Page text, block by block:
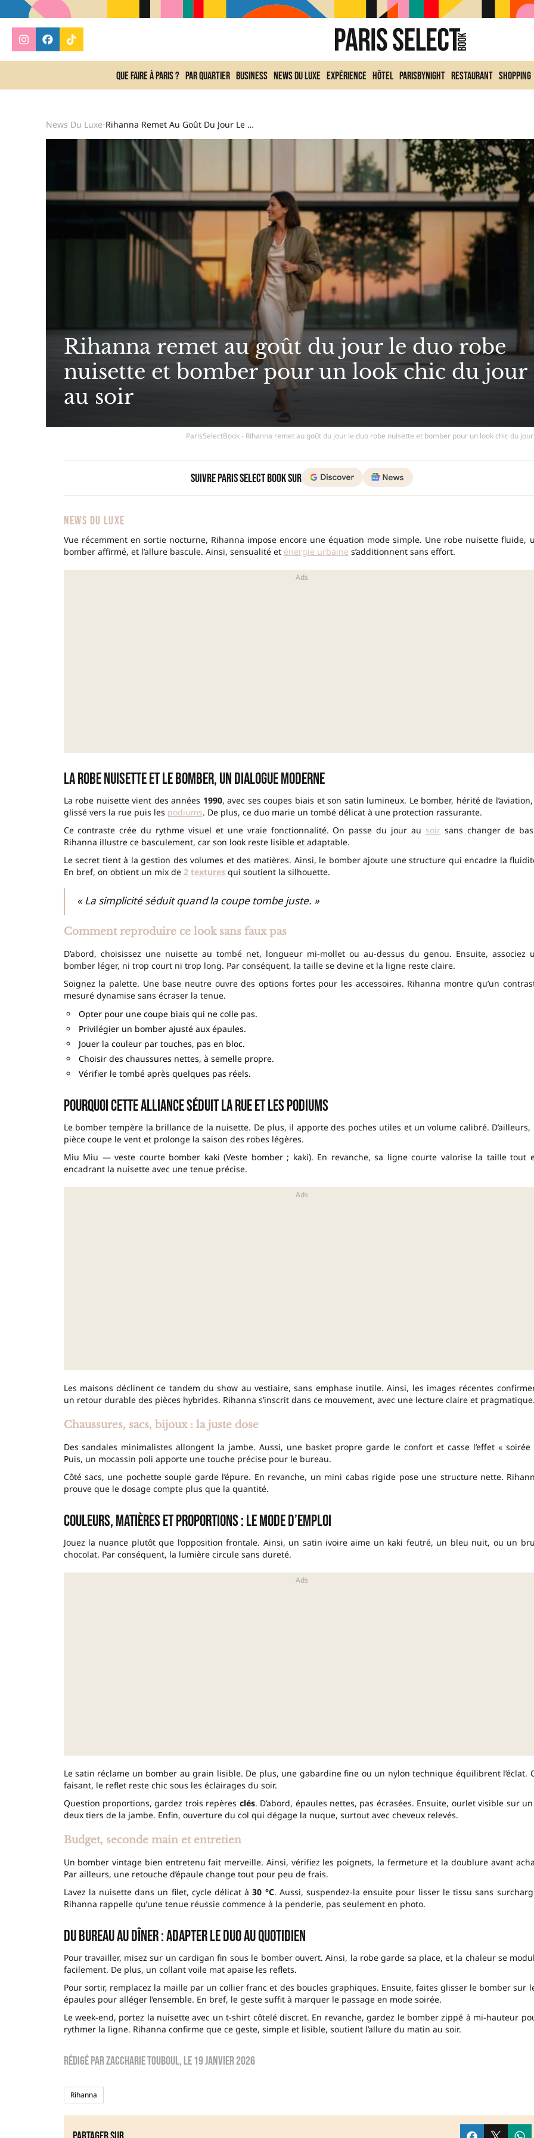
Que faire à Paris ? Par quartier Business News du Luxe Expérience Hôtel ParisByNight Restaurant Shopping
News Du Luxe• Rihanna Remet Au Goût Du Jour Le Duo Robe Nuisette Et Bomber Pour Un Look Chic Du Jour Au Soir
Rihanna remet au goût du jour le duo robe
nuisette et bomber pour un look chic du jour
au soir
ParisSelectBook - Rihanna remet au goût du jour le duo robe nuisette et bomber pour un look chic du
Suivre Paris Select Book sur
NEWS DU LUXE
Vue récemment en sortie nocturne, Rihanna impose encore une équation mode simple. Une robe nuisette fluide,
bomber affirmé, et l’allure bascule. Ainsi, sensualité et énergie urbaine s’additionnent sans effort.
La robe nuisette et le bomber, un dialogue moderne
La robe nuisette vient des années 1990, avec ses coupes biais et son satin lumineux. Le bomber, hérité de
glissé vers la rue puis les podiums. De plus, ce duo marie un tombé délicat à une protection rassurante.
Ce contraste crée du rythme visuel et une vraie fonctionnalité. On passe du jour au soirsans changer de
Rihanna illustre ce basculement, car son look reste lisible et adaptable.
Le secret tient à la gestion des volumes et des matières. Ainsi, le bomber ajoute une structure qui encadre la
En bref, on obtient un mix de 2 texturesqui soutient la silhouette.
« La simplicité séduit quand la coupe tombe juste. »
Comment reproduire ce look sans faux pas
D’abord, choisissez une nuisette au tombé net, longueur mi-mollet ou au-dessus du genou. Ensuite, associez
bomber léger, ni trop court ni trop long. Par conséquent, la taille se devine et la ligne reste claire.
Soignez la palette. Une base neutre ouvre des options fortes pour les accessoires. Rihanna montre qu’un
mesuré dynamise sans écraser la tenue.
Opter pour une coupe biais qui ne colle pas.
Privilégier un bomber ajusté aux épaules.
Jouer la couleur par touches, pas en bloc.
Choisir des chaussures nettes, à semelle propre.
Vérifier le tombé après quelques pas réels.
Pourquoi cette alliance séduit la rue et les podiums
Le bomber tempère la brillance de la nuisette. De plus, il apporte des poches utiles et un volume calibré. D’ailleurs,
pièce coupe le vent et prolonge la saison des robes légères.
Miu Miu — veste courte bomber kaki (Veste bomber ; kaki). En revanche, sa ligne courte valorise la taille tout
encadrant la nuisette avec une tenue précise.
Les maisons déclinent ce tandem du show au vestiaire, sans emphase inutile. Ainsi, les images récentes
un retour durable des pièces hybrides. Rihanna s’inscrit dans ce mouvement, avec une lecture claire et pragmatique.
Chaussures, sacs, bijoux : la juste dose
Des sandales minimalistes allongent la jambe. Aussi, une basket propre garde le confort et casse l’effet « soirée
Puis, un mocassin poli apporte une touche précise pour le bureau.
Côté sacs, une pochette souple garde l’épure. En revanche, un mini cabas rigide pose une structure nette.
prouve que le dosage compte plus que la quantité.
Couleurs, matières et proportions : le mode d’emploi
Jouez la nuance plutôt que l’opposition frontale. Ainsi, un satin ivoire aime un kaki feutré, un bleu nuit, ou un
chocolat. Par conséquent, la lumière circule sans dureté.
Le satin réclame un bomber au grain lisible. De plus, une gabardine fine ou un nylon technique équilibrent l’éclat.
faisant, le reflet reste chic sous les éclairages du soir.
Question proportions, gardez trois repères clés. D’abord, épaules nettes, pas écrasées. Ensuite, ourlet visible sur
deux tiers de la jambe. Enfin, ouverture du col qui dégage la nuque, surtout avec cheveux relevés.
Budget, seconde main et entretien
Un bomber vintage bien entretenu fait merveille. Ainsi, vérifiez les poignets, la fermeture et la doublure avant
Par ailleurs, une retouche d’épaule change tout pour peu de frais.
Lavez la nuisette dans un filet, cycle délicat à30 °C. Aussi, suspendez-la ensuite pour lisser le tissu sans
Rihanna rappelle qu’une tenue réussie commence à la penderie, pas seulement en photo.
Du bureau au dîner : adapter le duo au quotidien
Pour travailler, misez sur un cardigan fin sous le bomber ouvert. Ainsi, la robe garde sa place, et la chaleur se
facilement. De plus, un collant voile mat apaise les reflets.
Pour sortir, remplacez la maille par un collier franc et des boucles graphiques. Ensuite, faites glisser le bomber sur
épaules pour alléger l’ensemble. En bref, le geste suffit à marquer le passage en mode soirée.
Le week-end, portez la nuisette avec un t-shirt côtelé discret. En revanche, gardez le bomber zippé à mi-hauteur
rythmer la ligne. Rihanna confirme que ce geste, simple et lisible, soutient l’allure du matin au soir.
Rédigé parzaccharie touboul, le19 janvier 2026
Rihanna